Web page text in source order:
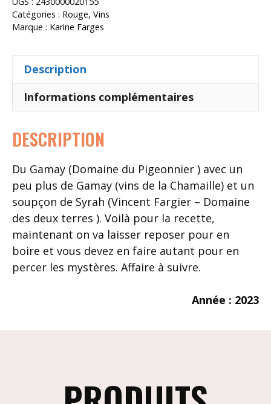
d'un
cerveau
Catégories : Rouge, Vins
Marque : Karine Farges
Description
Informations complémentaires
DESCRIPTION
Du Gamay (Domaine du Pigeonnier ) avec un
peu plus de Gamay (vins de la Chamaille) et un
soupçon de Syrah (Vincent Fargier – Domaine
des deux terres ). Voilà pour la recette,
maintenant on va laisser reposer pour en
boire et vous devez en faire autant pour en
percer les mystères. Affaire à suivre.
Année : 2023